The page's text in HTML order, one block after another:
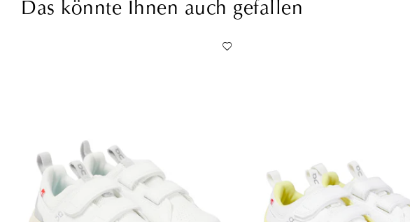
Das könnte Ihnen auch gefallen